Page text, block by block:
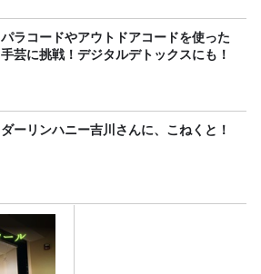
パラコードやアウトドアコードを使った
手芸に挑戦！デジタルデトックスにも！
ダーリンハニー吉川さんに、こねくと！